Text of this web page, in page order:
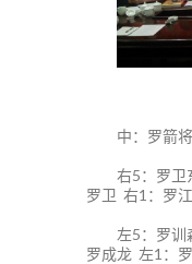
中：罗箭
右5：罗卫
罗卫 右1：罗
左5：罗训
罗成龙 左1：